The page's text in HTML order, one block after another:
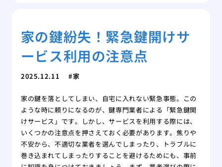
家の鍵紛失！緊急鍵開けサ
ービス利用の注意点
2025.12.11 家
家の鍵を落としてしまい、自宅に入れない緊急事態。この
ような時に頼りになるのが、鍵専門業者による「緊急鍵開
けサービス」です。しかし、サービスを利用する際には、
いくつかの注意点を押さえておく必要があります。焦りや
不安から、不適切な業者を選んでしまったり、トラブルに
巻き込まれてしまったりすることを避けるためにも、事前